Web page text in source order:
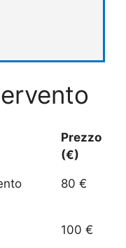
Prezzo
(€)
80 €
100 €